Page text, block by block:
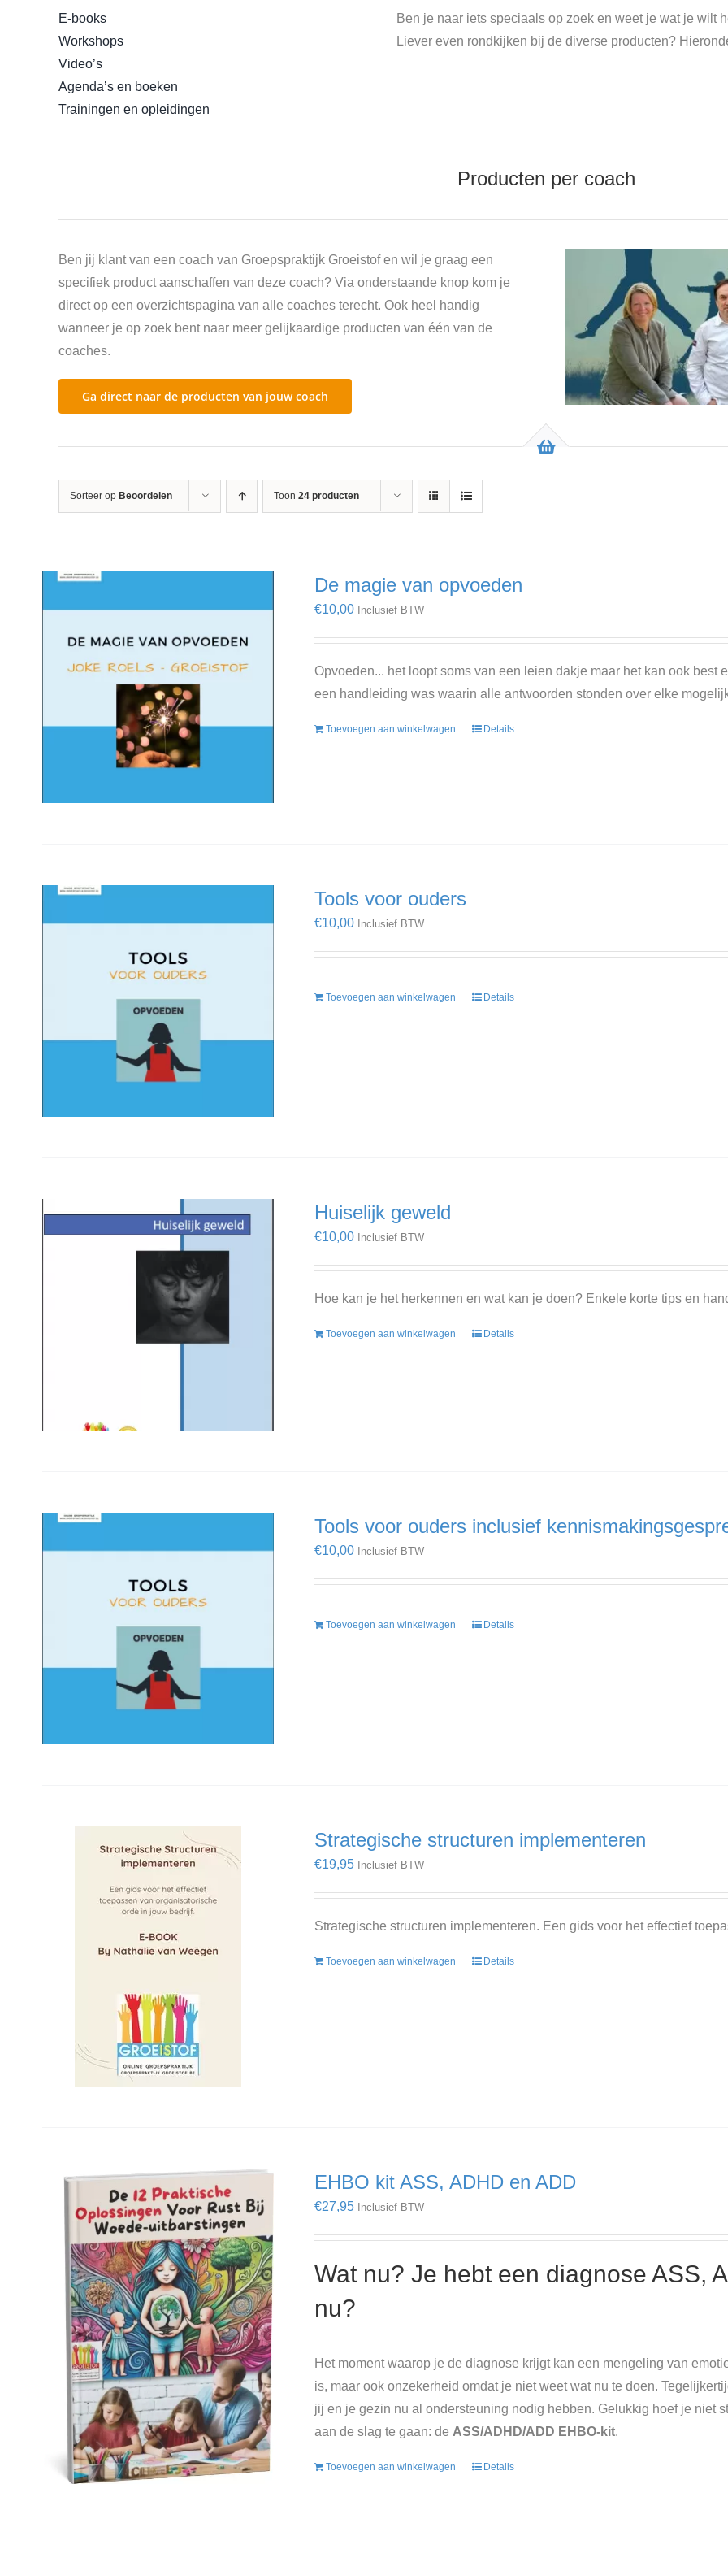
E-books
Workshops
Video’s
Agenda’s en boeken
Trainingen en opleidingen
Ben je naar iets speciaals op zoek en weet je wat je wilt
Liever even rondkijken bij de diverse producten?
Producten per coach
Ben jij klant van een coach van Groepspraktijk Groeistof en wil je graag een
specifiek product aanschaffen van deze coach? Via onderstaande knop kom je
direct op een overzichtspagina van alle coaches terecht. Ook heel handig
wanneer je op zoek bent naar meer gelijkaardige producten van één van de
coaches.
Ga direct naar de producten van jouw coach
Sorteer op Beoordelen Toon 24 producten
De magie van opvoeden
€10,00 Inclusief BTW
Opvoeden... het loopt soms van een leien dakje maar het kan ook
een handleiding was waarin alle antwoorden stonden over elke
Toevoegen aan winkelwagen Details
Tools voor ouders
€10,00 Inclusief BTW
Toevoegen aan winkelwagen Details
Huiselijk geweld
€10,00 Inclusief BTW
Hoe kan je het herkennen en wat kan je doen? Enkele korte tips en
Toevoegen aan winkelwagen Details
Tools voor ouders inclusief
€10,00 Inclusief BTW
Toevoegen aan winkelwagen Details
Strategische structuren implementeren
€19,95 Inclusief BTW
Strategische structuren implementeren. Een gids voor het effectief
Toevoegen aan winkelwagen Details
EHBO kit ASS, ADHD en ADD
€27,95 Inclusief BTW
Wat nu? Je hebt een diagnose ASS,
nu?
Het moment waarop je de diagnose krijgt kan een mengeling van
is, maar ook onzekerheid omdat je niet weet wat nu te doen.
jij en je gezin nu al ondersteuning nodig hebben. Gelukkig hoef je niet
aan de slag te gaan: de ASS/ADHD/ADD EHBO-kit.
Toevoegen aan winkelwagen Details